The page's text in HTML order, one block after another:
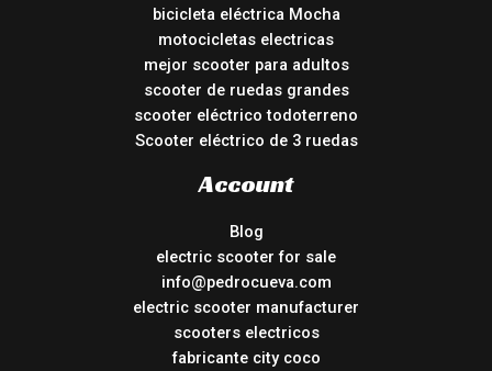
bicicleta eléctrica Mocha
motocicletas electricas
mejor scooter para adultos
scooter de ruedas grandes
scooter eléctrico todoterreno
Scooter eléctrico de 3 ruedas
Account
Blog
electric scooter for sale
info@pedrocueva.com
electric scooter manufacturer
scooters electricos
fabricante city coco